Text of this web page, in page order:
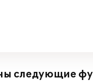
следующие